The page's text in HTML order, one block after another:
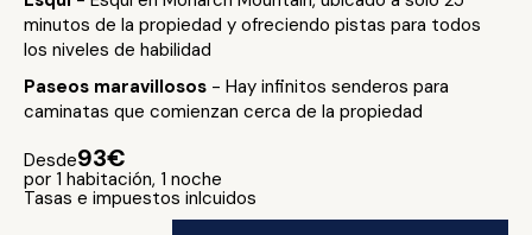
minutos de la propiedad y ofreciendo pistas para todos
los niveles de habilidad
Paseos maravillosos - Hay infinitos senderos para
caminatas que comienzan cerca de la propiedad
Desde93€
por 1 habitación, 1 noche
Tasas e impuestos inlcuidos